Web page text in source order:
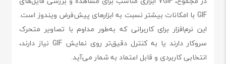
GIF با امکانات بیشتر نسبت به ابزارهای پیش‌فرض ویندوز است.
این نرم‌افزار برای کاربرانی که به‌طور مداوم با تصاویر متحرک
سروکار دارند یا به کنترل دقیق‌تر روی نمایش GIF نیاز دارند،
انتخابی کاربردی و قابل اعتماد به شمار می‌آید.